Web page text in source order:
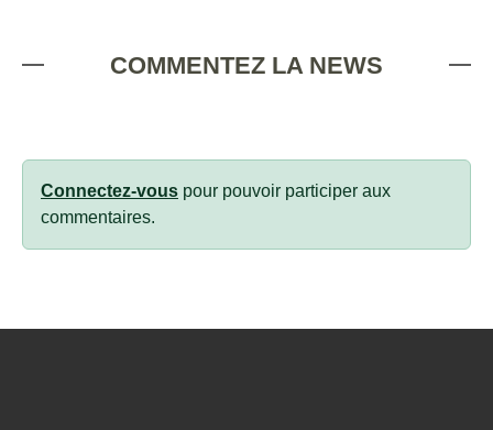
COMMENTEZ LA NEWS
Connectez-vous pour pouvoir participer aux
commentaires.